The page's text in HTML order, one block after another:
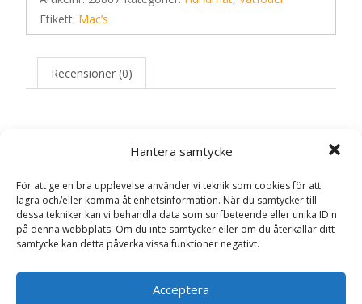
Hantera samtycke
För att ge en bra upplevelse använder vi teknik som cookies för att
lagra och/eller komma åt enhetsinformation. När du samtycker till
dessa tekniker kan vi behandla data som surfbeteende eller unika ID:n
på denna webbplats. Om du inte samtycker eller om du återkallar ditt
samtycke kan detta påverka vissa funktioner negativt.
Acceptera
Etikett: Mac’s
Recensioner (0)
Det finns inga recensioner än.
Bli först med att recensera ”Monoprotein
Sensitive Häst Våtfoder för Hund – 6 x